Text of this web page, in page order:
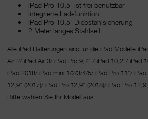
iPad Pro 10,5" ist frei benutzbar
integrierte Ladefunktion
iPad Pro 10,5" Diebstahlsicherung
2 Meter langes Stahlseil
Alle iPad Halterungen sind für die iPad Modelle
Air 2/ iPad Air 3/ iPad Pro 9,7“ / iPad 10,2“/ iPad
iPad 2018/ iPad mini 1/2/3/4/5/ iPad Pro 11“/
12,9“ (2017)/ iPad Pro 12,9“ (2018)/ iPad Pro
Bitte wählen Sie Ihr Modell aus.